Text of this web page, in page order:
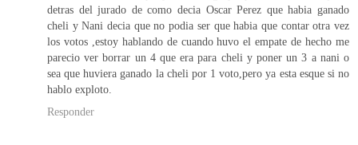
detras del jurado de como decia Oscar Perez que habia ganado
cheli y Nani decia que no podia ser que habia que contar otra vez
los votos ,estoy hablando de cuando huvo el empate de hecho me
parecio ver borrar un 4 que era para cheli y poner un 3 a nani o
sea que huviera ganado la cheli por 1 voto,pero ya esta esque si no
hablo exploto.
Responder